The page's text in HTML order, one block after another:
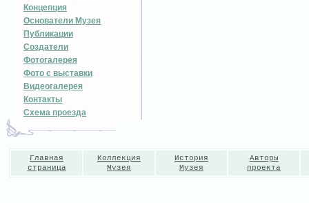
Концепция
Основатели Музея
Публикации
Создатели
Фотогалерея
Фото с выставки
Видеогалерея
Контакты
Схема проезда
Главная
страница
Коллекция
Музея
История
Музея
Авторы
проекта